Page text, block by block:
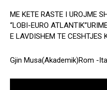
ME KETE RASTE I UROJME
“LOBI-EURO
E LAVDISHEM TE CESHTJES
Gjin Musa(Akademik)Rom -